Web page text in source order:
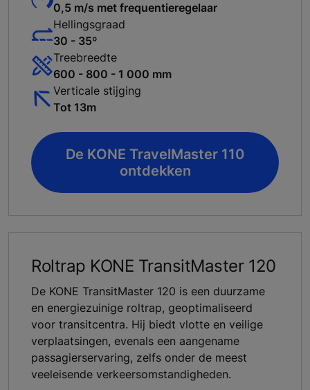
0,5 m/s met frequentieregelaar
Hellingsgraad
30 - 35º
Treebreedte
600 - 800 - 1 000 mm
Verticale stijging
Tot 13m
De KONE TravelMaster 110
ontdekken
Roltrap KONE TransitMaster 120
De KONE TransitMaster 120 is een duurzame
en energiezuinige roltrap, geoptimaliseerd
voor transitcentra. Hij biedt vlotte en veilige
verplaatsingen, evenals een aangename
passagierservaring, zelfs onder de meest
veeleisende verkeersomstandigheden.